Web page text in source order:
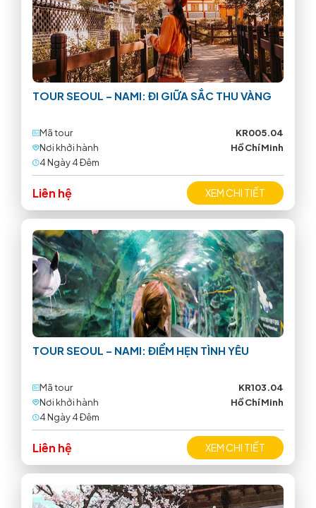
TOUR SEOUL – NAMI: ĐI GIỮA SẮC THU VÀNG
Mã tour
KR005.04
Nơi khởi hành
Hồ Chí Minh
4 Ngày 4 Ðêm
Liên hệ XEM CHI TIẾT
TOUR SEOUL – NAMI: ĐIỂM HẸN TÌNH YÊU
Mã tour
KR103.04
Nơi khởi hành
Hồ Chí Minh
4 Ngày 4 Ðêm
Liên hệ XEM CHI TIẾT